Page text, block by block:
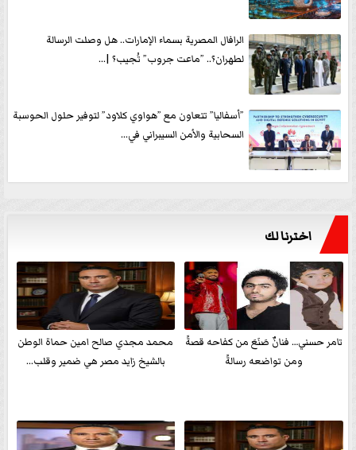
الرافال المصرية بسماء الإمارات.. هل وصلت الرسالة
لطهران؟.. ”ماعت جروب” تُجيب؟ |...
”أسفاليا” تتعاون مع ”هواوي كلاود” لتوفير حلول الحوسبة
السحابية والأمن السيبراني في...
اخترنا لك
تامر حسني… فنانٌ صَنَعَ من كفاحه قصةً
ومن تواضعه رسالةً
محمد مجدي صالح امين حماة الوطن
بالشيخ زايد مصر هي ضمير وقلب...